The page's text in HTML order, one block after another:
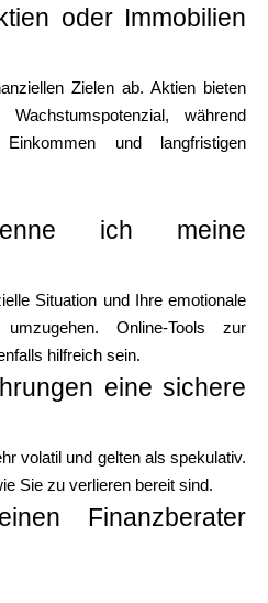
oder Immobilien
Zielen ab. Aktien bieten
während
und langfristigen
ich meine
Situation und Ihre emotionale
Online-Tools zur
hilfreich sein.
eine sichere
volatil und gelten als spekulativ.
Sie zu verlieren bereit sind.
Finanzberater